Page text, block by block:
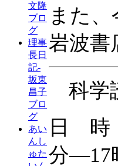
文隆
ブロ
グ
理事
長日
記-
坂東
昌子
ブロ
グ
あい
んし
ゅた
また
岩波書
科学
日 時
分―17